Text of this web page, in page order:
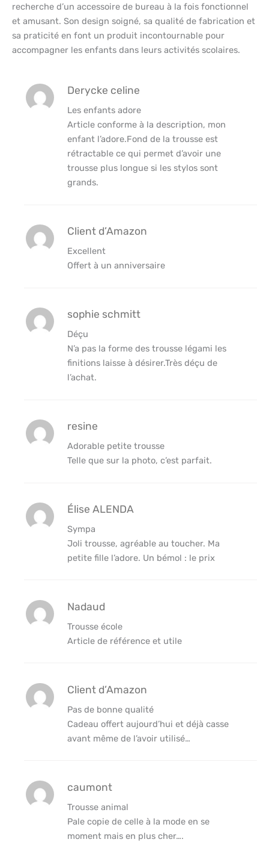
recherche d’un accessoire de bureau à la fois fonctionnel
et amusant. Son design soigné, sa qualité de fabrication et
sa praticité en font un produit incontournable pour
accompagner les enfants dans leurs activités scolaires.
Derycke celine
Les enfants adore
Article conforme à la description, mon
enfant l’adore.Fond de la trousse est
rétractable ce qui permet d’avoir une
trousse plus longue si les stylos sont
grands.
Client d’Amazon
Excellent
Offert à un anniversaire
sophie schmitt
Déçu
N’a pas la forme des trousse légami les
finitions laisse à désirer.Très déçu de
l’achat.
resine
Adorable petite trousse
Telle que sur la photo, c’est parfait.
Élise ALENDA
Sympa
Joli trousse, agréable au toucher. Ma
petite fille l’adore. Un bémol : le prix
Nadaud
Trousse école
Article de référence et utile
Client d’Amazon
Pas de bonne qualité
Cadeau offert aujourd’hui et déjà casse
avant même de l’avoir utilisé…
caumont
Trousse animal
Pale copie de celle à la mode en se
moment mais en plus cher….